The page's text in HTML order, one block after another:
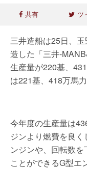
共有 ツ
三井造船は25日、
造した「三井-
生産量が220基、
は221基、418万馬力
今年度の生産量は
ジンより燃費を良
ンジンや、回転数
ことができるG型エ